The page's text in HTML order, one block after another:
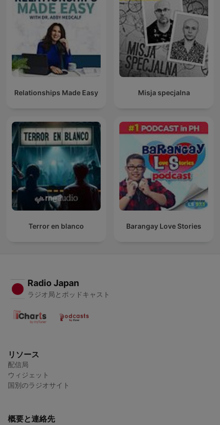
Relationships Made Easy Misja specjalna
Terror en blanco Barangay Love Stories
Radio Japan
ラジオ局とポッドキャスト
リソース
配信局
ウィジェット
国別のラジオサイト
概要と連絡先